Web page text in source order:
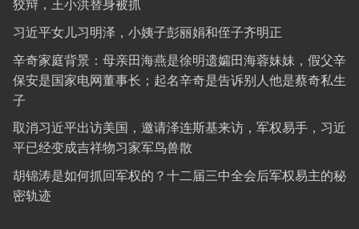
狡辩，王小洪替身被抓
习近平女儿习明泽，小姨子彭丽娟和侄子齐明正
辛奇家庭背景：母亲田海燕是徐明遗孀田海蓉妹妹，假父辛
保安是国家电网董事长；起名辛奇是告诉别人他是蔡奇私生
子
取消习近平出访美国，邀请泽连斯基来访，军权易手，习近
平已经变成吉祥物习家军鸟兽散
胡锦涛是如何抓回军权的？十二届三中全会后军权易主的秘
密轨迹